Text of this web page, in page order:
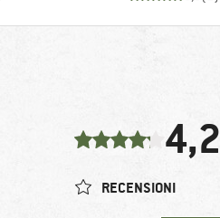
4,2
RECENSIONI